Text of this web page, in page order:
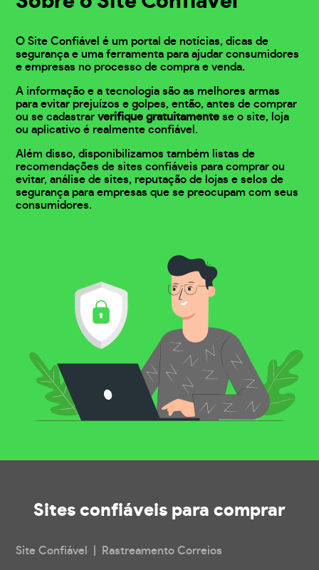
O Site Confiável é um portal de notícias, dicas de
segurança e uma ferramenta para ajudar consumidores
e empresas no processo de compra e venda.
A informação e a tecnologia são as melhores armas
para evitar prejuízos e golpes, então, antes de comprar
ou se cadastrarverifique gratuitamente se o site, loja
ou aplicativo é realmente confiável.
Além disso, disponibilizamos também listas de
recomendações de sites confiáveis para comprar ou
evitar, análise de sites, reputação de lojas e selos de
segurança para empresas que se preocupam com seus
consumidores.
Sites confiáveis para comprar
Site Confiável | Rastreamento Correios